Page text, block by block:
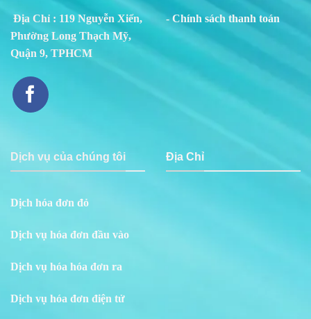
Địa Chỉ : 119 Nguyễn Xiển,
Phường Long Thạch Mỹ,
Quận 9, TPHCM
- Chính sách thanh toán
Dịch vụ của chúng tôi
Dịch hóa đơn đỏ
Dịch vụ hóa đơn đầu vào
Dịch vụ hóa hóa đơn ra
Dịch vụ hóa đơn điện tử
Địa Chỉ